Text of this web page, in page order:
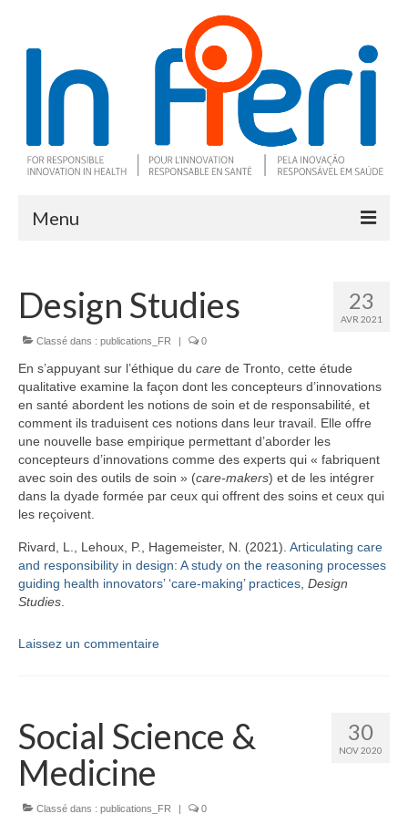
Menu
Ce qu’est l’IRS
Deux outils clés
Programme de recherche
Équipe
Publications
Vidéos
23
AVR 2021
Design Studies
Classé dans : publications_FR | 0
En s’appuyant sur l’éthique du care de Tronto, cette étude
qualitative examine la façon dont les concepteurs d’innovations
en santé abordent les notions de soin et de responsabilité, et
comment ils traduisent ces notions dans leur travail. Elle offre
une nouvelle base empirique permettant d’aborder les
concepteurs d’innovations comme des experts qui « fabriquent
avec soin des outils de soin » (care-makers) et de les intégrer
dans la dyade formée par ceux qui offrent des soins et ceux qui
les reçoivent.
Rivard, L., Lehoux, P., Hagemeister, N. (2021). Articulating care
and responsibility in design: A study on the reasoning processes
guiding health innovators’ ‘care-making’ practices Design
Studies
Laissez un commentaire
30
NOV 2020
Social Science &
Medicine
Classé dans : publications_FR | 0